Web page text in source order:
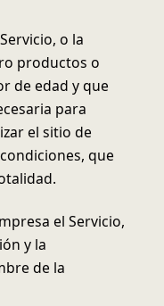
o la
productos o
de edad y que
para
el sitio de
que
el Servicio,
y la
de la